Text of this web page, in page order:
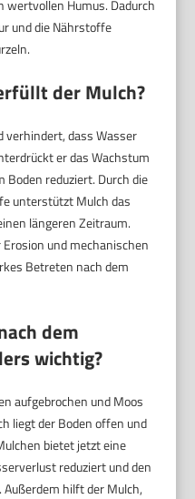
wertvollen Humus. Dadurch
und die Nährstoffe
der Mulch?
verhindert, dass Wasser
er das Wachstum
Boden reduziert. Durch die
unterstützt Mulch das
längeren Zeitraum.
und mechanischen
Betreten nach dem
dem
wichtig?
aufgebrochen und Moos
liegt der Boden offen und
bietet jetzt eine
reduziert und den
hilft der Mulch,